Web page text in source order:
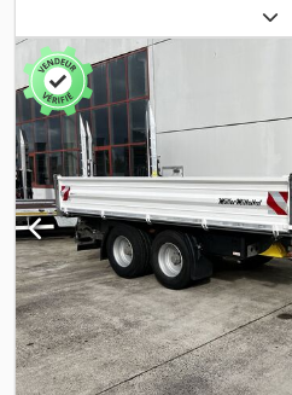
01/2014
chargement:5 040 mm, largeur de
mm, suspension: , dimension
couleur: autre , type d'engrenage:
385/55R19,5 148J
, taille de pneu
cabine conducteur:
, classe
ABS, frein à air comprimé
,
points d’arrimage, supplément
omissions et modifications
d’informations sur : !